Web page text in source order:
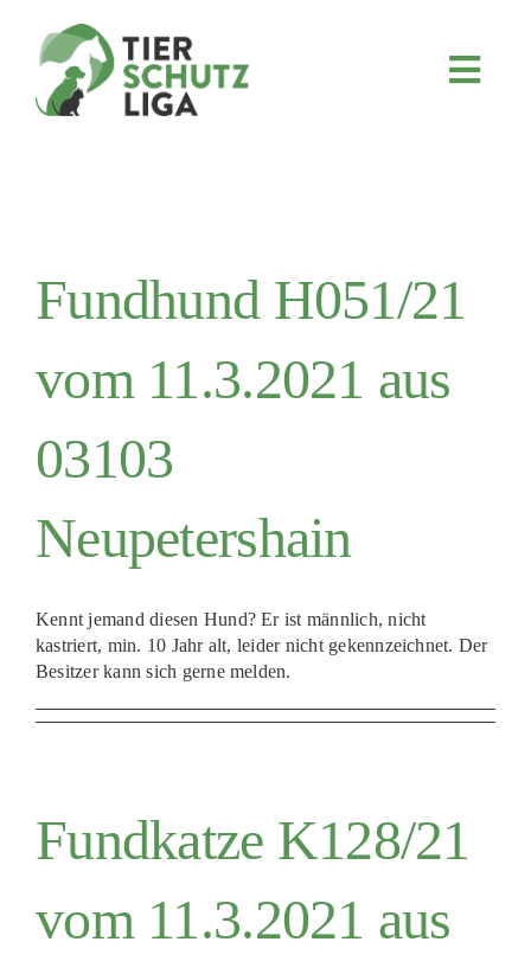
FÖRDERN & VERERBEN
KOOPERATIONEN
TIERHEIMTIERE
PATENSCHAFTEN
HELFER WERDEN
RATGEBER
Fundhund H051/21
vom 11.3.2021 aus
03103
Neupetershain
Kennt jemand diesen Hund? Er ist männlich, nicht
kastriert, min. 10 Jahr alt, leider nicht gekennzeichnet. Der
Besitzer kann sich gerne melden.
Fundkatze K128/21
vom 11.3.2021 aus